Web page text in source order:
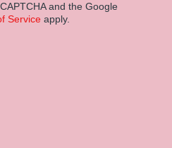
and the Google
Service apply.